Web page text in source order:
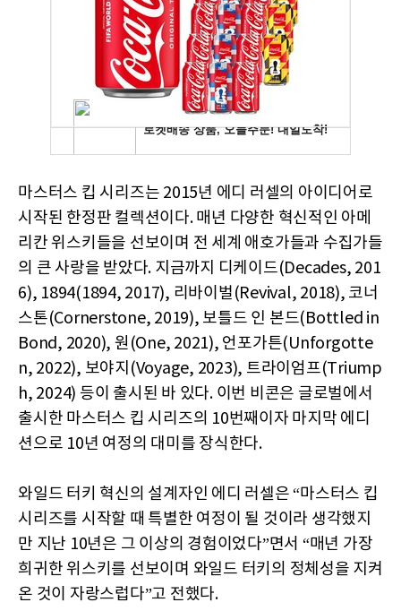
마스터스 킵 시리즈는 2015년 에디 러셀의 아이디어로
시작된 한정판 컬렉션이다. 매년 다양한 혁신적인 아메
리칸 위스키들을 선보이며 전 세계 애호가들과 수집가들
의 큰 사랑을 받았다. 지금까지 디케이드(Decades, 201
6), 1894(1894, 2017), 리바이벌(Revival, 2018), 코너
스톤(Cornerstone, 2019), 보틀드 인 본드(Bottled in
Bond, 2020), 원(One, 2021), 언포가튼(Unforgotte
n, 2022), 보야지(Voyage, 2023), 트라이엄프(Triump
h, 2024) 등이 출시된 바 있다. 이번 비콘은 글로벌에서
출시한 마스터스 킵 시리즈의 10번째이자 마지막 에디
션으로 10년 여정의 대미를 장식한다.
와일드 터키 혁신의 설계자인 에디 러셀은 “마스터스 킵
시리즈를 시작할 때 특별한 여정이 될 것이라 생각했지
만 지난 10년은 그 이상의 경험이었다”면서 “매년 가장
희귀한 위스키를 선보이며 와일드 터키의 정체성을 지켜
온 것이 자랑스럽다”고 전했다.